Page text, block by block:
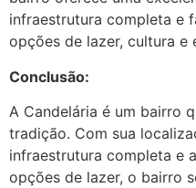
infraestrutura completa e
opções de lazer, cultura e
Conclusão:
A Candelária é um bairro
tradição. Com sua
infraestrutura completa e
opções de lazer, o bairro